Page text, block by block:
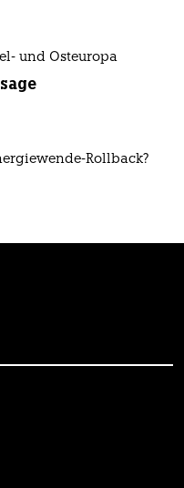
und Osteuropa
Rollback?